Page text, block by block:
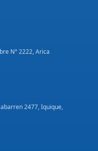
N° 2222, Arica
2477, Iquique,